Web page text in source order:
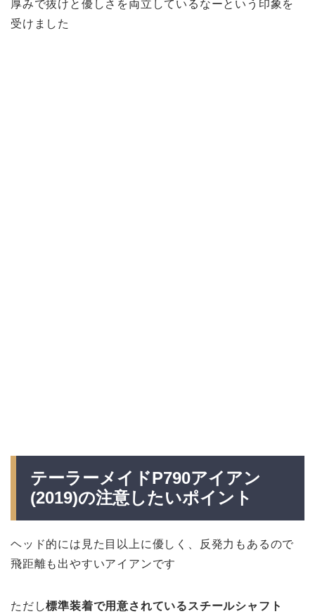
厚みで抜けと優しさを両立しているなーという印象を
受けました
テーラーメイドP790アイアン
(2019)の注意したいポイント
ヘッド的には見た目以上に優しく、反発力もあるので
飛距離も出やすいアイアンです
ただし標準装着で用意されているスチールシャフト